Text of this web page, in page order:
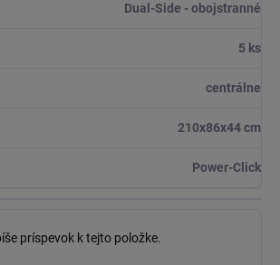
Dual-Side - obojstranné
5 ks
centrálne
210x86x44 cm
Power-Click
príspevok k tejto položke.